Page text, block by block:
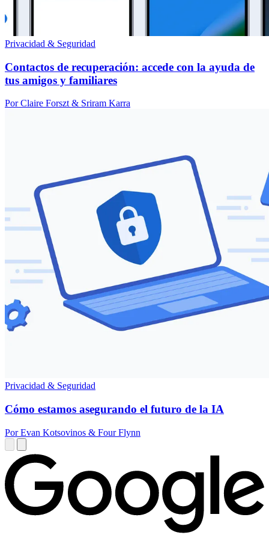
Privacidad & Seguridad
Contactos de recuperación: accede con la ayuda de
tus amigos y familiares
Por Claire Forszt & Sriram Karra
Privacidad & Seguridad
Cómo estamos asegurando el futuro de la IA
Por Evan Kotsovinos & Four Flynn